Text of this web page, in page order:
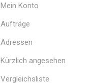
Mein Konto
Aufträge
Adressen
Kürzlich angesehen
Vergleichsliste